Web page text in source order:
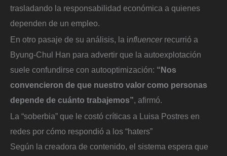
trasladando la responsabilidad económica a quienes
dependen de un empleo.
En otro pasaje de su análisis, la influencer recurrió a
Byung-Chul Han para advertir que la autoexplotación
suele confundirse con autooptimización: “Nos
convencieron de que nuestro valor como personas
depende de cuánto trabajemos”, afirmó.
La “soberbia” que le costó críticas a Luisa Postres en
redes por cómo respondió a los “haters”
Según la creadora de contenido, el sistema espera que